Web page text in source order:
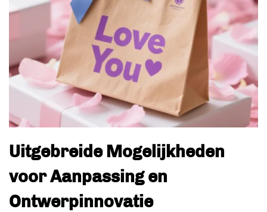
Uitgebreide Mogelijkheden
voor Aanpassing en
Ontwerpinnovatie